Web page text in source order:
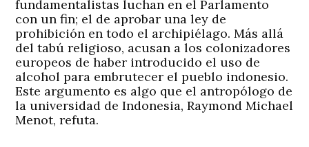
fundamentalistas luchan en el Parlamento
con un fin; el de aprobar una ley de
prohibición en todo el archipiélago. Más allá
del tabú religioso, acusan a los colonizadores
europeos de haber introducido el uso de
alcohol para embrutecer el pueblo indonesio.
Este argumento es algo que el antropólogo de
la universidad de Indonesia, Raymond Michael
Menot, refuta.